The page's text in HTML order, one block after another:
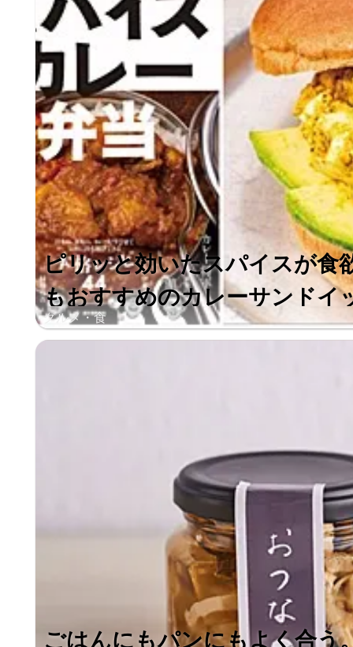
ピリッと効いたスパイスが食
もおすすめのカレーサンドイ
グルメ・食
ごはんにもパンにもよく合う